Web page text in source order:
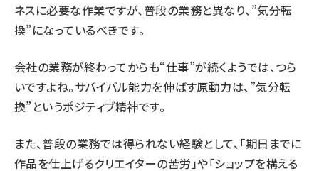
ネスに必要な作業ですが、普段の業務と異なり、”気分転
換”になっているべきです。
会社の業務が終わってからも“仕事”が続くようでは、つら
いですよね。サバイバル能力を伸ばす原動力は、”気分転
換”というポジティブ精神です。
また、普段の業務では得られない経験として、「期日までに
作品を仕上げるクリエイターの苦労」や「ショップを構える